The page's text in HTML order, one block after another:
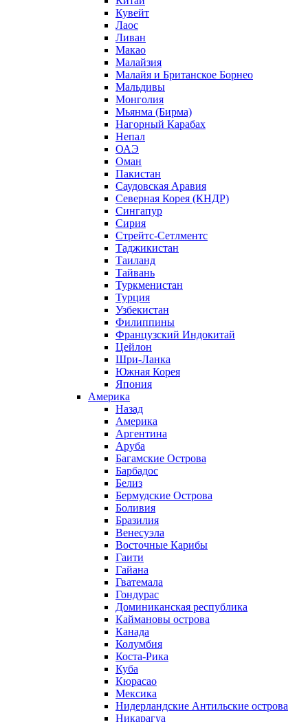
Кувейт
Лаос
Ливан
Макао
Малайзия
Малайя и Британское Борнео
Мальдивы
Монголия
Мьянма (Бирма)
Нагорный Карабах
Непал
ОАЭ
Оман
Пакистан
Саудовская Аравия
Северная Корея (КНДР)
Сингапур
Сирия
Стрейтс-Сетлментс
Таджикистан
Таиланд
Тайвань
Туркменистан
Турция
Узбекистан
Филиппины
Французский Индокитай
Цейлон
Шри-Ланка
Южная Корея
Япония
Америка
Назад
Америка
Аргентина
Аруба
Багамские Острова
Барбадос
Белиз
Бермудские Острова
Боливия
Бразилия
Венесуэла
Восточные Карибы
Гаити
Гайана
Гватемала
Гондурас
Доминиканская республика
Каймановы острова
Канада
Колумбия
Коста-Рика
Куба
Кюрасао
Мексика
Нидерландские Антильские острова
Никарагуа